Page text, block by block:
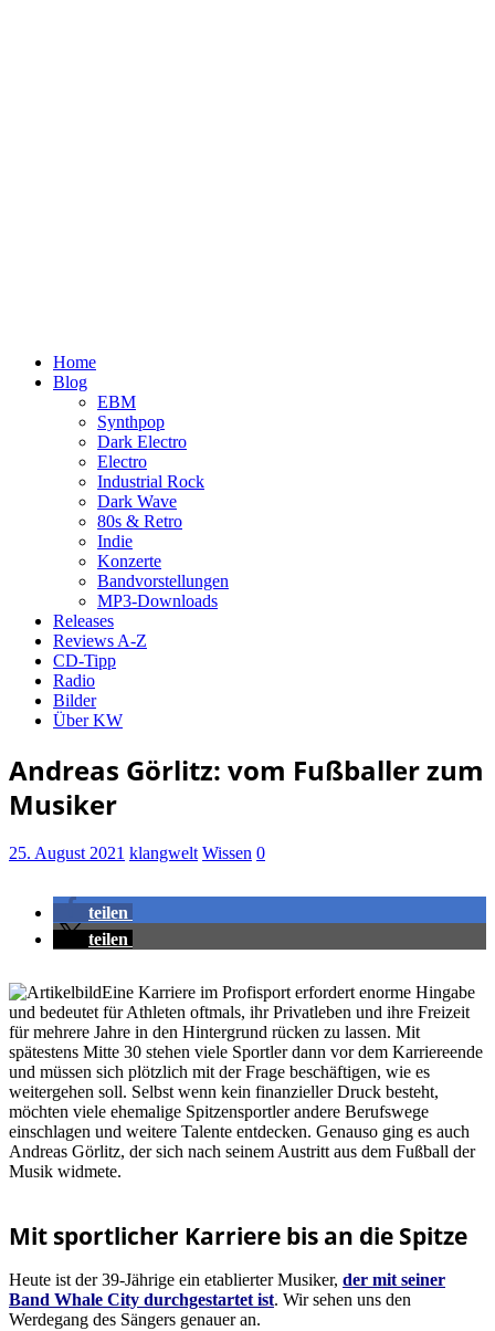
Home
Blog
EBM
Synthpop
Dark Electro
Electro
Industrial Rock
Dark Wave
80s & Retro
Indie
Konzerte
Bandvorstellungen
MP3-Downloads
Releases
Reviews A-Z
CD-Tipp
Radio
Bilder
Über KW
Andreas Görlitz: vom Fußballer zum
Musiker
25. August 2021 klangwelt Wissen 0
teilen
teilen
Eine Karriere im Profisport erfordert enorme Hingabe
und bedeutet für Athleten oftmals, ihr Privatleben und ihre Freizeit
für mehrere Jahre in den Hintergrund rücken zu lassen. Mit
spätestens Mitte 30 stehen viele Sportler dann vor dem Karriereende
und müssen sich plötzlich mit der Frage beschäftigen, wie es
weitergehen soll. Selbst wenn kein finanzieller Druck besteht,
möchten viele ehemalige Spitzensportler andere Berufswege
einschlagen und weitere Talente entdecken. Genauso ging es auch
Andreas Görlitz, der sich nach seinem Austritt aus dem Fußball der
Musik widmete.
Mit sportlicher Karriere bis an die Spitze
Heute ist der 39-Jährige ein etablierter Musiker, der mit seiner
Band Whale City durchgestartet ist. Wir sehen uns den
Werdegang des Sängers genauer an.